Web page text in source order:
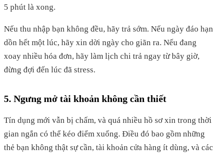
5 phút là xong.
Nếu thu nhập bạn không đều, hãy trả sớm. Nếu ngày đáo hạn
dồn hết một lúc, hãy xin dời ngày cho giãn ra. Nếu đang
xoay nhiều hóa đơn, hãy làm lịch chi trả ngay từ bây giờ,
đừng đợi đến lúc đã stress.
5. Ngưng mở tài khoản không cần thiết
Tín dụng mới vẫn bị chấm, và quá nhiều hồ sơ xin trong thời
gian ngắn có thể kéo điểm xuống. Điều đó bao gồm những
thẻ bạn không thật sự cần, tài khoản cửa hàng ít dùng, và các